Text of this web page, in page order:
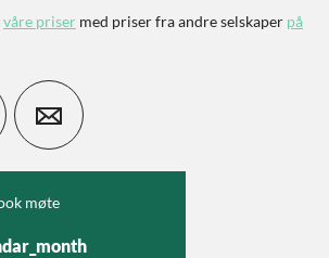
våre priser med priser fra andre selskaper på
møte